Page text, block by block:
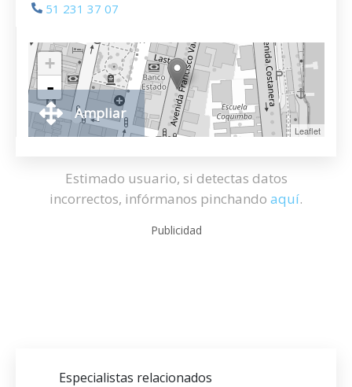
51 231 37 07
+
-
Leaflet
Ampliar
Estimado usuario, si detectas datos
incorrectos, infórmanos pinchando aquí.
Publicidad
Especialistas relacionados